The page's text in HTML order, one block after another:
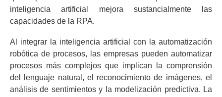
inteligencia artificial mejora sustancialmente las
capacidades de la RPA.
Al integrar la inteligencia artificial con la automatización
robótica de procesos, las empresas pueden automatizar
procesos más complejos que implican la comprensión
del lenguaje natural, el reconocimiento de imágenes, el
análisis de sentimientos y la modelización predictiva. La